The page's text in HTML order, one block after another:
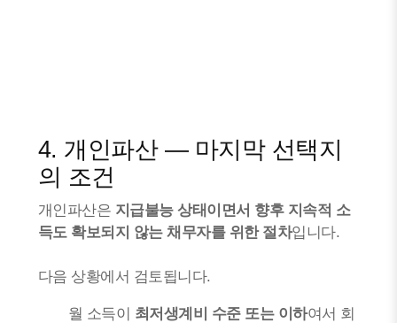
4. 개인파산 — 마지막 선택지
의 조건
개인파산은 지급불능 상태이면서 향후 지속적 소
득도 확보되지 않는 채무자를 위한 절차입니다.
다음 상황에서 검토됩니다.
월 소득이 최저생계비 수준 또는 이하여서 회